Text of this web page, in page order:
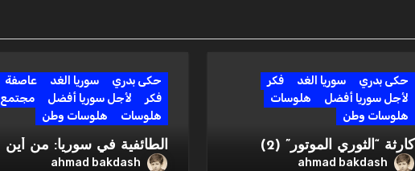
حكى بدري سوريا الغد
فكر
لأجل سوريا أفضل
هلوسات
هلوسات وطن
كارثة “الثوري الموتور” (2)
:الخوارج…ahmad bakdash
حكى بدري سوريا الغد
عاصفة
فكر
لأجل سوريا أفضل
مجتمع
هلوسات
هلوسات وطن
الطائفية في سوريا: من أين
جاءت… ولماذا انفجرت؟
ahmad bakdash